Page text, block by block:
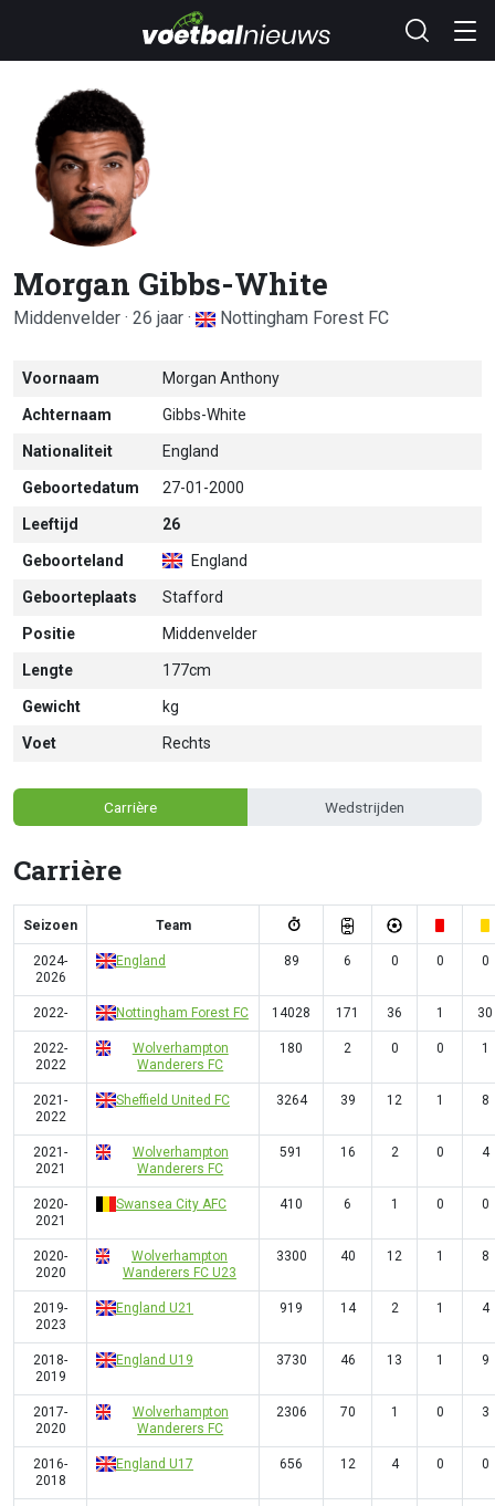
Morgan Gibbs-White
Middenvelder · 26 jaar · Nottingham Forest FC
Voornaam Morgan Anthony
Achternaam Gibbs-White
Nationaliteit England
Geboortedatum 27-01-2000
Leeftijd 26
Geboorteland England
Geboorteplaats Stafford
Positie Middenvelder
Lengte 177cm
Gewicht kg
Voet Rechts
Carrière Wedstrijden
Carrière
Seizoen Team
2024-
2026
England 89 6 0 0 0
2022- Nottingham Forest FC 14028 171 36 1 30
2022-
2022
Wolverhampton
Wanderers FC
180 2 0 0 1
2021-
2022
Sheffield United FC 3264 39 12 1 8
2021-
2021
Wolverhampton
Wanderers FC
591 16 2 0 4
2020-
2021
Swansea City AFC 410 6 1 0 0
2020-
2020
Wolverhampton
Wanderers FC U23
3300 40 12 1 8
2019-
2023
England U21 919 14 2 1 4
2018-
2019
England U19 3730 46 13 1 9
2017-
2020
Wolverhampton
Wanderers FC
2306 70 1 0 3
2016-
2018
England U17 656 12 4 0 0